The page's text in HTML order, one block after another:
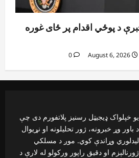
د پوځي اقدام پر ځای غوره
0
یو خپلواک ډیجیټل رسنیز پلاتفورم دی چې
د باور وړ خبرونه، ژور تحلیلونه او نړیوال
لیدلوري وړاندې کوي. موږ د مسلکي
ژورنالېزم او دقیق راپور ورکولو له لارې د